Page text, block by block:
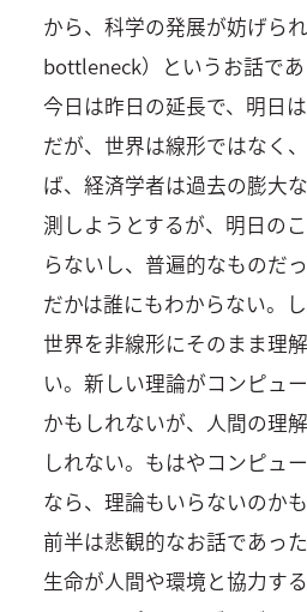
から、科学の発展が妨げら
bottleneck）というお話で
今日は昨日の延長で、明日
だが、世界は線形ではなく
ば、経済学者は過去の膨大
測しようとするが、明日の
らないし、普遍的なものだ
だかは誰にもわからない。
世界を非線形にそのまま理
い。新しい理論がコンピュ
かもしれないが、人間の理
しれない。もはやコンピュ
なら、理論もいらないのか
前半は悲観的なお話であっ
生命が人間や環境と協力す